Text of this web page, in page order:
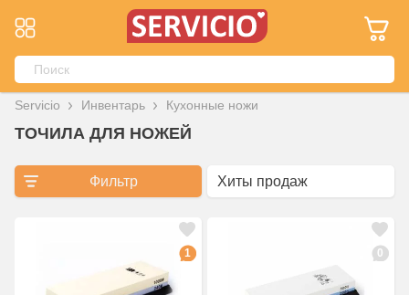
Servicio Инвентарь Кухонные ножи
ТОЧИЛА ДЛЯ НОЖЕЙ
Фильтр
1 0